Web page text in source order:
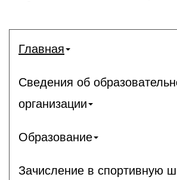
Главная
Сведения об
организации
Образование
Зачисление в спортивную